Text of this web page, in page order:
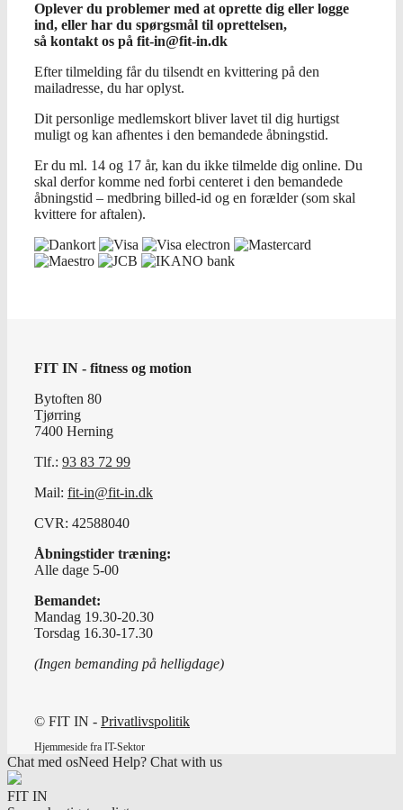
Oplever du problemer med at oprette dig eller logge
ind, eller har du spørgsmål til oprettelsen,
så kontakt os på fit-in@fit-in.dk
Efter tilmelding får du tilsendt en kvittering på den
mailadresse, du har oplyst.
Dit personlige medlemskort bliver lavet til dig hurtigst
muligt og kan afhentes i den bemandede åbningstid.
Er du ml. 14 og 17 år, kan du ikke tilmelde dig online. Du
skal derfor komme ned forbi centeret i den bemandede
åbningstid – medbring billed-id og en forælder (som skal
kvittere for aftalen).
FIT IN - fitness og motion
Bytoften 80
Tjørring
7400 Herning
Tlf.: 93 83 72 99
Mail: fit-in@fit-in.dk
CVR: 42588040
Åbningstider træning:
Alle dage 5-00
Bemandet:
Mandag 19.30-20.30
Torsdag 16.30-17.30
(Ingen bemanding på helligdage)
© FIT IN - Privatlivspolitik
Hjemmeside fra IT-Sektor
Chat med osNeed Help? Chat with us
FIT IN